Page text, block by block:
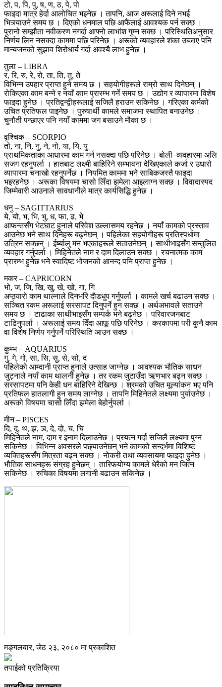
टो, प, पि, पु, ष, ण, ठ, पे, पो
फाइदा मात्र हेर्दा आलोचित भइनेछ । तापनि, आज अरूलाई दिने नभई
भित्र्याउने समय छ । दिएको धनमाल पछि आफैंलाई आवश्यक पर्न सक्छ ।
पुरानो सम्झौता नवीकरण नगर्दा आफ्नो लाभांश गुम्न सक्छ । परिस्थितिअनुसार
निर्णय लिन नसक्दा काममा पछि परिनेछ । अरूको व्यवहारले शंका उब्जाए पनि
मान्यजनको सुझाव शिरोधार्य गर्दा अवश्यै लाभ हुनेछ ।
तुला – LIBRA
र, रि, रु, रे, रो, ता, ति, तु, ते
विभिन्न उपहार प्राप्त हुने समय छ । सहयोगीहरूले राम्रो साथ दिनेछन् ।
रोकिएका काम बन्ने र नयाँ काम प्रारम्भ गर्ने समय छ । उद्योग र व्यापारमा विशेष
फाइदा हुनेछ । प्रतिद्वन्द्वीहरूलाई सजिलै हराउन सकिनेछ । गरिएका कर्मको
उचित प्रतिफल पाइनेछ । पुरुषार्थी कामले समाजमा स्थापित बनाउनेछ ।
चुनौती पन्छाएर पनि नयाँ काममा जग बसाउने मौका छ ।
वृश्चिक – SCORPIO
तो, ना, नि, नु, ने, नो, या, यि, यु
प्राथमिकताका आधारमा काम गर्न नसक्दा पछि परिनेछ । बोली–व्यवहारमा अलि
सजग रहनुपर्ला । हातबाट लक्ष्मी बाहिरिने सम्भावना देखिएकाले कर्जा र उधारो
व्यापारमा चनाखो रहनुपर्नेछ । नियमित काममा भने साबिकजस्तै फाइदा
भइरहनेछ । अरूका विषयमा चासो लिँदा झमेला आइलाग्न सक्छ । विवादास्पद
जिम्मेवारी आउनाले सावधानीले मात्र कार्यसिद्धि हुनेछ ।
धनु – SAGITTARIUS
ये, यो, भ, भि, भु, ध, फा, ढ, भे
आफन्तसँग भेटघाट हुनाले परिवेश उल्लासमय रहनेछ । नयाँ कामको प्रस्ताव
आउनेछ भने साथ दिनेहरू बढ्नेछन् । पहिलेका सहयोगीहरू प्रतिस्पर्धामा
उत्रिन सक्छन् । ईर्ष्यालु मन भएकाहरूले सताउनेछन् । साथीभाइसँग सन्तुलित
व्यवहार गर्नुपर्ला । मिहिनेतले नाम र दाम दिलाउन सक्छ । रचनात्मक काम
प्रारम्भ हुनेछ भने स्वादिष्ट भोजनको आनन्द पनि प्राप्त हुनेछ ।
मकर – CAPRICORN
भो, ज, जि, खि, खु, खे, खो, गा, गि
अप्ठ्याराे काम थाल्नाले दिनभरि दाैडधुप गर्नुपर्ला । कामले खर्च बढाउन सक्छ ।
सञ्चित रकम अरूलाई सरसापट दिनुपर्ने हुन सक्छ । अर्थअभावले सताउने
समय छ । टाढाका साथीभाइसँग सम्पर्क भने बढ्नेछ । परिवारजनबाट
टाढिनुपर्ला । अरूलाई समय दिँदा आफू पछि परिनेछ । करकापमा परी कुनै काम
वा विशेष निर्णय गर्नुपर्ने परिस्थिति आउन सक्छ ।
कुम्भ – AQUARIUS
गु, गे, गो, सा, सि, सु, से, सो, द
पहिलेको आम्दानी प्राप्त हुनाले उत्साह जाग्नेछ । आवश्यक भौतिक साधन
जुट्नाले नयाँ काम थालनी हुनेछ । तर रकम जुटाउँदा ऋणभार बढ्न सक्छ ।
सरसापटमा पनि केही धन बाहिरिने देखिन्छ । श्रमको उचित मूल्यांकन भए पनि
प्रतिफल हातलागी हुन समय लाग्नेछ । तापनि मिहिनेतले लक्ष्यमा पुर्याउनेछ ।
अरूको विषयमा चासो लिँदा झमेला बेहोर्नुपर्ला ।
मीन – PISCES
दि, दु, थ, झ, ञ, दे, दो, च, चि
मिहिनेतले नाम, दाम र इनाम दिलाउनेछ । प्रयत्न गर्दा सजिलै लक्ष्यमा पुग्न
सकिनेछ । विभिन्न अवसरले पछ्याउनेछन् भने कामको सन्दर्भमा विशिष्ट
व्यक्तिहरूसँग मित्रता बढ्न सक्छ । नोकरी तथा व्यवसायमा फाइदा हुनेछ ।
भौतिक साधनहरू संग्रह हुनेछन् । तारिफयोग्य कामले धेरैको मन जित्न
सकिनेछ । रुचिका विषयमा लगानी बढाउन सकिनेछ ।
मङ्गलबार, जेठ २३, २०८० मा प्रकाशित
तपाईको प्रतिक्रिया